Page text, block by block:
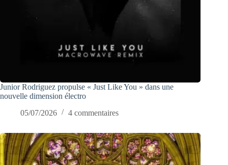
Junior Rodriguez propulse « Just Like You » dans une
nouvelle dimension électro
05/07/2026
4 commentaires